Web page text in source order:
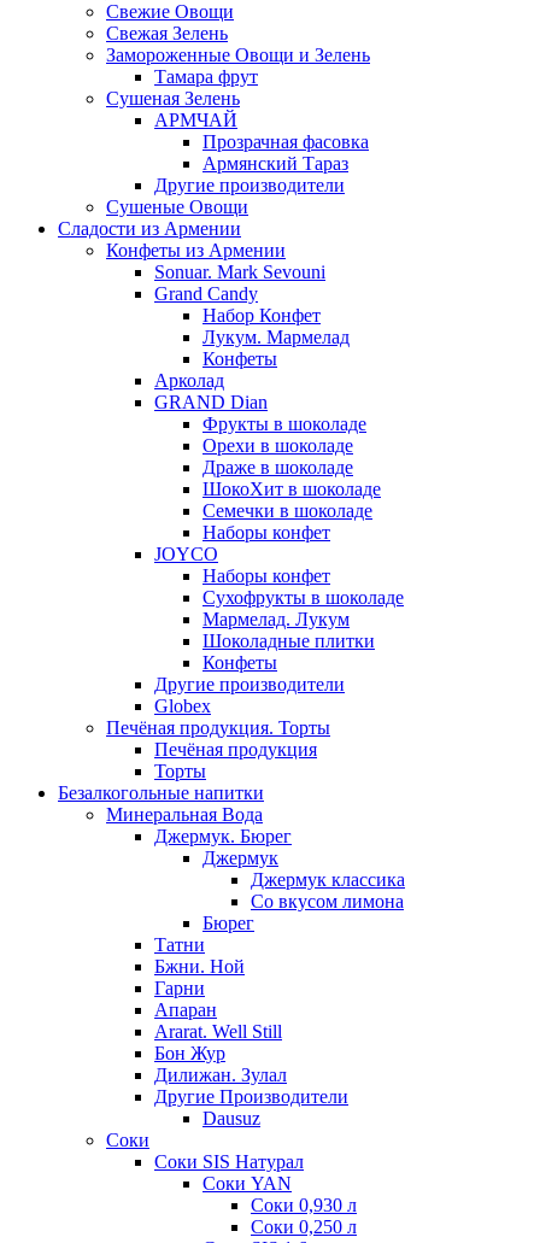
Свежие Овощи
Свежая Зелень
Замороженные Овощи и Зелень
Тамара фрут
Сушеная Зелень
АРМЧАЙ
Прозрачная фасовка
Армянский Тараз
Другие производители
Сушеные Овощи
Сладости из Армении
Конфеты из Армении
Sonuar. Mark Sevouni
Grand Candy
Набор Конфет
Лукум. Мармелад
Конфеты
Арколад
GRAND Dian
Фрукты в шоколаде
Орехи в шоколаде
Драже в шоколаде
ШокоХит в шоколаде
Семечки в шоколаде
Наборы конфет
JOYCO
Наборы конфет
Сухофрукты в шоколаде
Мармелад. Лукум
Шоколадные плитки
Конфеты
Другие производители
Globex
Печёная продукция. Торты
Печёная продукция
Торты
Безалкогольные напитки
Минеральная Вода
Джермук. Бюрег
Джермук
Джермук классика
Со вкусом лимона
Бюрег
Татни
Бжни. Ной
Гарни
Апаран
Ararat. Well Still
Бон Жур
Дилижан. Зулал
Другие Производители
Dausuz
Соки
Соки SIS Натурал
Соки YAN
Соки 0,930 л
Соки 0,250 л